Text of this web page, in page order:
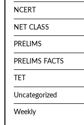
NCERT
NET CLASS
PRELIMS
PRELIMS FACTS
TET
Uncategorized
Weekly